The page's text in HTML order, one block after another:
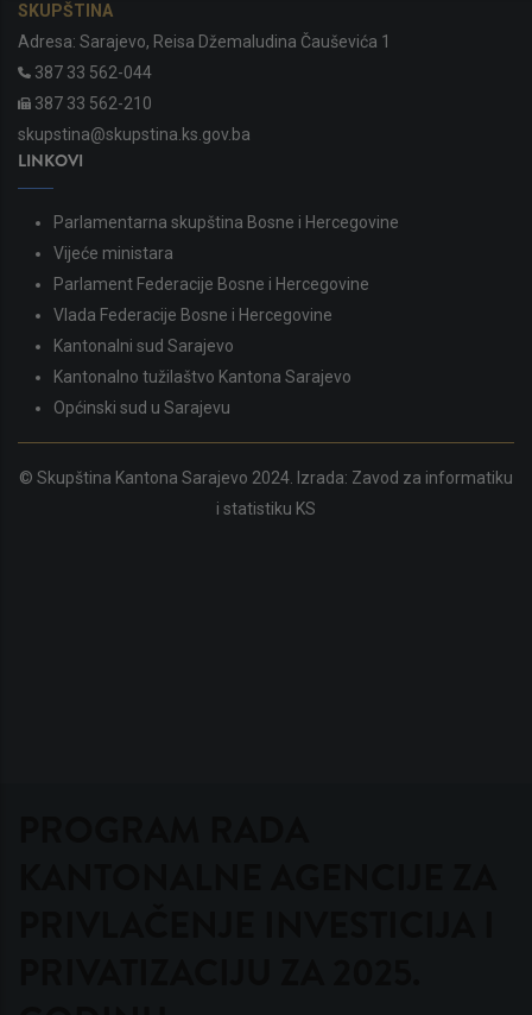
SKUPŠTINA
Adresa: Sarajevo, Reisa Džemaludina Čauševića 1
387 33 562-044
387 33 562-210
skupstina@skupstina.ks.gov.ba
LINKOVI
Parlamentarna skupština Bosne i Hercegovine
Vijeće ministara
Parlament Federacije Bosne i Hercegovine
Vlada Federacije Bosne i Hercegovine
Kantonalni sud Sarajevo
Kantonalno tužilaštvo Kantona Sarajevo
Općinski sud u Sarajevu
© Skupština Kantona Sarajevo 2024. Izrada: Zavod za informatiku
i statistiku KS